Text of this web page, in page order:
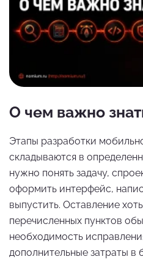
О чем важно
Этапы разработки
складываются в
нужно понять задачу,
оформить интерфейс,
выпустить. Оставление
перечисленных пунктов
необходимость
дополнительные затраты в